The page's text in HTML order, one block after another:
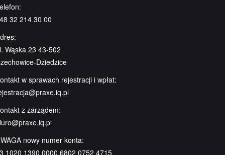
32 214 30 00
Wąska 23 43-502
Dziedzice
w sprawach rejestracji i wpłat:
z zarządem:
nowy numer konta:
1020 1390 0000 6802 0752 4715